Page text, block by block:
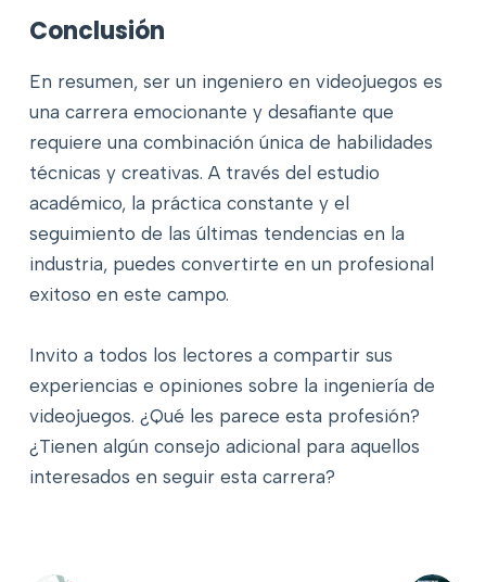
Conclusión
En resumen, ser un ingeniero en videojuegos es
una carrera emocionante y desafiante que
requiere una combinación única de habilidades
técnicas y creativas. A través del estudio
académico, la práctica constante y el
seguimiento de las últimas tendencias en la
industria, puedes convertirte en un profesional
exitoso en este campo.
Invito a todos los lectores a compartir sus
experiencias e opiniones sobre la ingeniería de
videojuegos. ¿Qué les parece esta profesión?
¿Tienen algún consejo adicional para aquellos
interesados ​​en seguir esta carrera?